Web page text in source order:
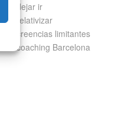
dejar ir
relativizar
creencias limitantes
coaching Barcelona